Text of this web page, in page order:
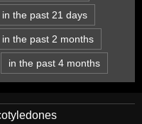
in the past 21 days
in the past 2 months
in the past 4 months